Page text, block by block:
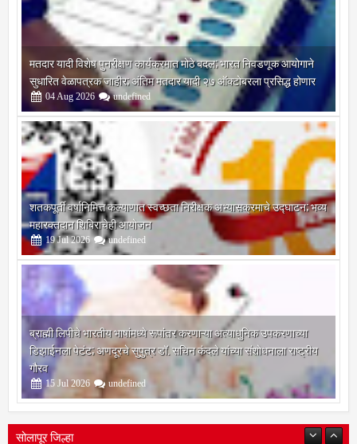
मतदार यादी विशेष पुनरीक्षण कार्यक्रमात मोठे बदल; भारत निवडणूक आयोगाने
सुधारित वेळापत्रक जाहीर; अंतिम मतदार यादी २७ ऑक्टोबरला प्रसिद्ध होणार
04Aug 2026 undefined
शतकपूर्ती वर्षानिमित्त कल्याणात स्वच्छता निरीक्षक अभ्यासक्रमाचे उद्घाटन; भव्य
महारक्तदान शिबिराचेही आयोजन
19 Jul 2026 undefined
ब्राह्मी लिपीचे भारतीय भाषांमध्ये रूपांतर करणाऱ्या अत्याधुनिक उपकरणाच्या
डिझाईनला पेटंट; अणदूरचे सुपुत्र डॉ. सचिन कंदले यांच्या संशोधनाला राष्ट्रीय
गौरव
15 Jul 2026 undefined